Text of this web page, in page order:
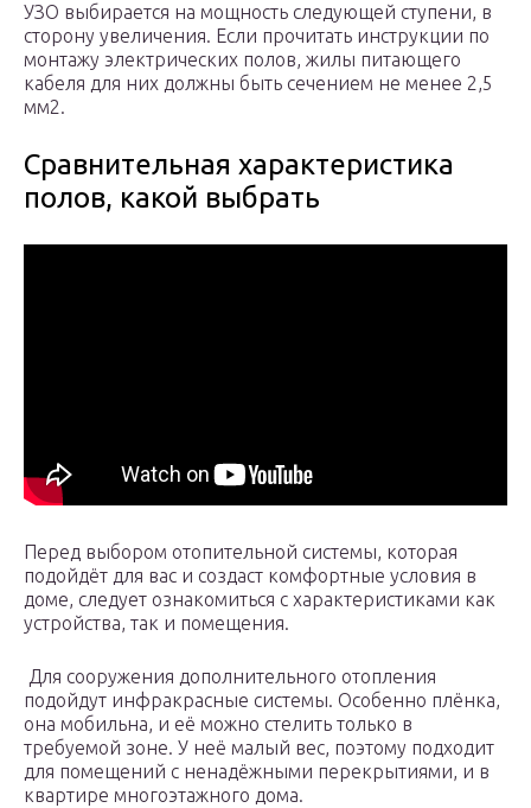
УЗО выбирается на мощность следующей ступени, в
сторону увеличения. Если прочитать инструкции по
монтажу электрических полов, жилы питающего
кабеля для них должны быть сечением не менее 2,5
мм2.
Сравнительная характеристика
полов, какой выбрать
Перед выбором отопительной системы, которая
подойдёт для вас и создаст комфортные условия в
доме, следует ознакомиться с характеристиками как
устройства, так и помещения.
Для сооружения дополнительного отопления
подойдут инфракрасные системы. Особенно плёнка,
она мобильна, и её можно стелить только в
требуемой зоне. У неё малый вес, поэтому подходит
для помещений с ненадёжными перекрытиями, и в
квартире многоэтажного дома.